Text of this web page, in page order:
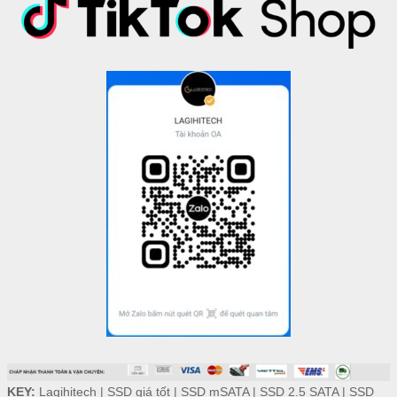
KEY: Lagihitech | SSD giá tốt| SSD mSATA| SSD 2.5 SATA| SSD